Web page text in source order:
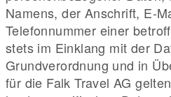
Namens, der Anschrift, E-
Telefonnummer einer
stets im Einklang mit der
Grundverordnung und in
für die Falk Travel AG